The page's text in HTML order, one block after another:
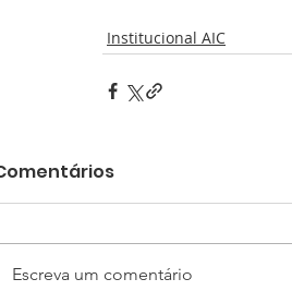
Institucional AIC
Escreva um comentário